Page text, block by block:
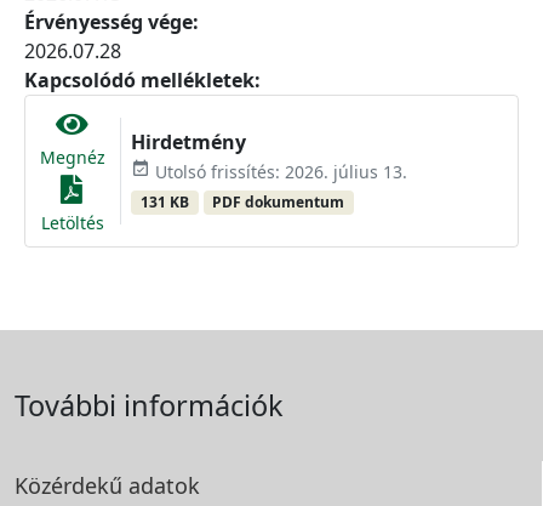
Érvényesség vége:
2026.07.28
Kapcsolódó mellékletek:
Megnéz
Letöltés
Hirdetmény
event_available Utolsó frissítés: 2026. július 13.
131 KB PDF dokumentum
További információk
Közérdekű adatok